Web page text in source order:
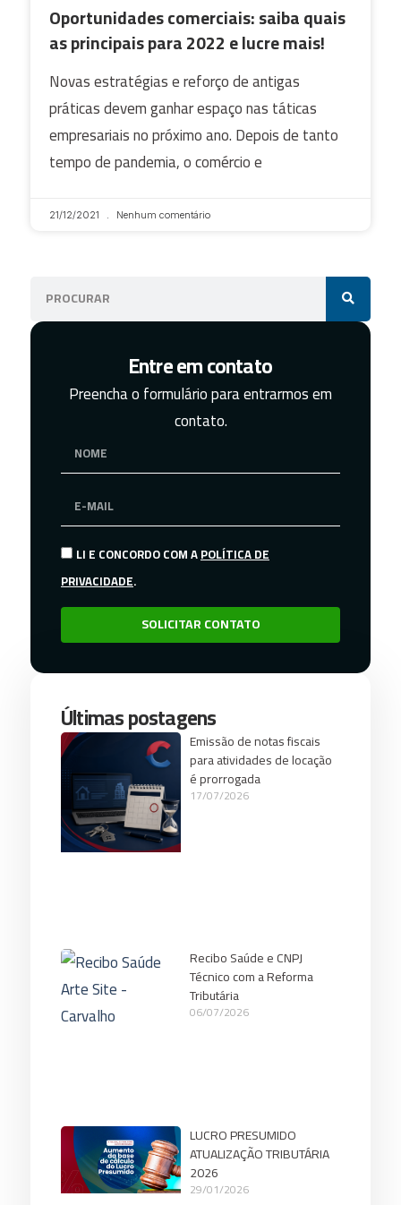
Oportunidades comerciais: saiba quais
as principais para 2022 e lucre mais!
Novas estratégias e reforço de antigas
práticas devem ganhar espaço nas táticas
empresariais no próximo ano. Depois de tanto
tempo de pandemia, o comércio e
21/12/2021 Nenhum comentário
Entre em contato
Preencha o formulário para entrarmos em
contato.
LI E CONCORDO COM APOLÍTICA DE
PRIVACIDADE.
SOLICITAR CONTATO
Últimas postagens
Emissão de notas fiscais
para atividades de locação
é prorrogada
17/07/2026
Recibo Saúde e CNPJ
Técnico com a Reforma
Tributária
06/07/2026
LUCRO PRESUMIDO
ATUALIZAÇÃO TRIBUTÁRIA
2026
29/01/2026